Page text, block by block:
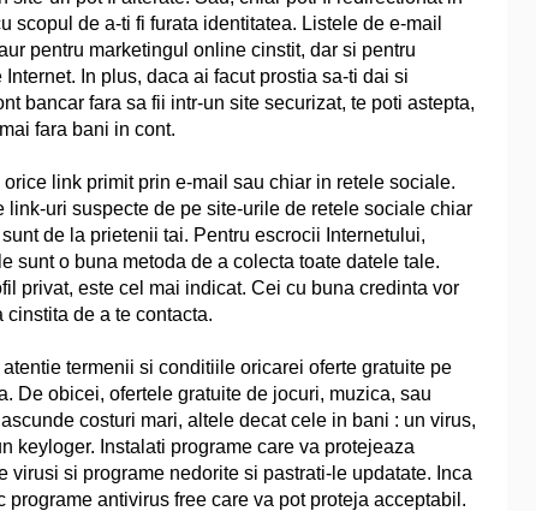
scopul de a-ti fi furata identitatea. Listele de e-mail
pentru marketingul online cinstit, dar si pentru
In plus, daca ai facut prostia sa-ti dai si
bancar fara sa fii intr-un site securizat, te poti astepta,
fara bani in cont.
link primit prin e-mail sau chiar in retele sociale.
link-uri suspecte de pe site-urile de retele sociale chiar
de la prietenii tai. Pentru escrocii Internetului,
sunt o buna metoda de a colecta toate datele tale.
privat, este cel mai indicat. Cei cu buna credinta vor
cinstita de a te contacta.
termenii si conditiile oricarei oferte gratuite pe
De obicei, ofertele gratuite de jocuri, muzica, sau
costuri mari, altele decat cele in bani : un virus,
keyloger. Instalati programe care va protejeaza
virusi si programe nedorite si pastrati-le updatate. Inca
programe antivirus free care va pot proteja acceptabil.